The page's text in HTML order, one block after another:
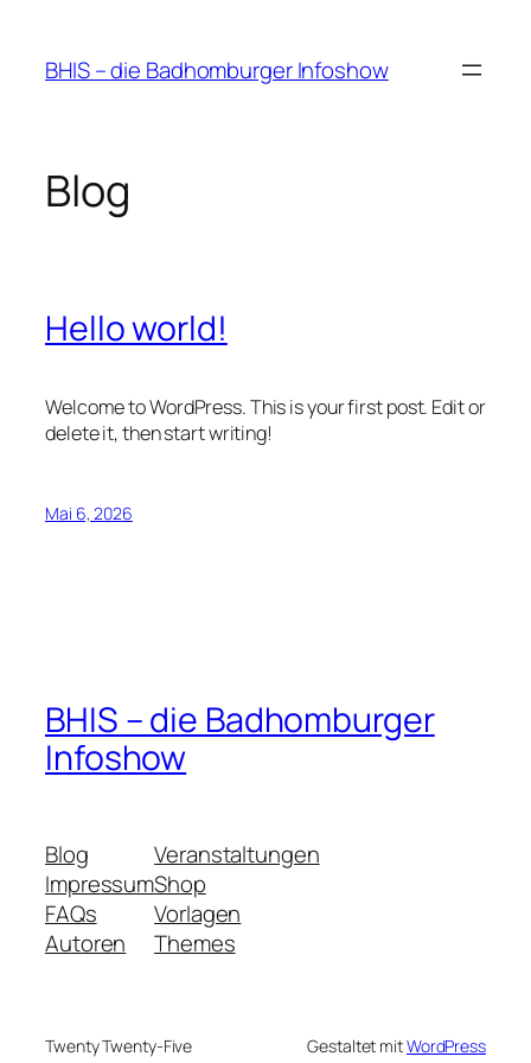
springen
BHIS – die Badhomburger Infoshow
Blog
Hello world!
Welcome to WordPress. This is your first post. Edit or
delete it, then start writing!
Mai 6, 2026
BHIS – die Badhomburger
Infoshow
Blog
Impressum
FAQs
Autoren
Veranstaltungen
Shop
Vorlagen
Themes
Twenty Twenty-Five Gestaltet mitWordPress